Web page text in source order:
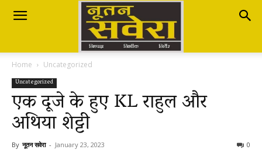
Nutan
Savera
नूतन
Home Uncategorized
Uncategorized
एक दूजे के हुए KL राहुल और
अथिया शेट्टी
By नूतन सवेरा - January 23, 2023 0